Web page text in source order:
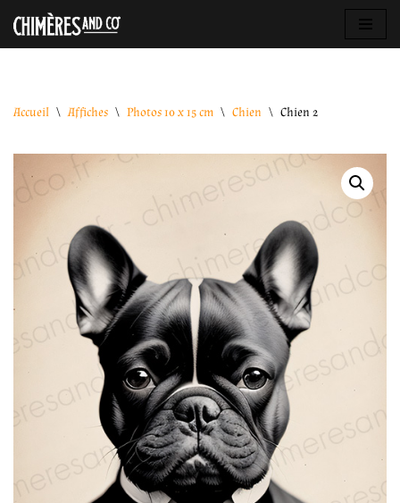
Aller
Accueil \ Affiches \ Photos 10 x 15 cm \ Chien \ Chien 2